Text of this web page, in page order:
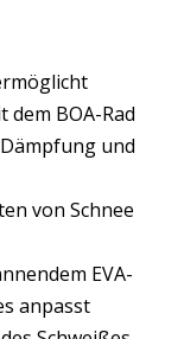
dem BOA-Rad
und
von Schnee
EVA-
anpasst